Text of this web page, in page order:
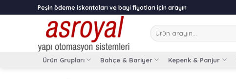
to
Peşin ödeme iskontoları ve bayi fiyatları için arayın
Ara:
Ürün Grupları Bahçe & Bariyer Kepenk & Panjur